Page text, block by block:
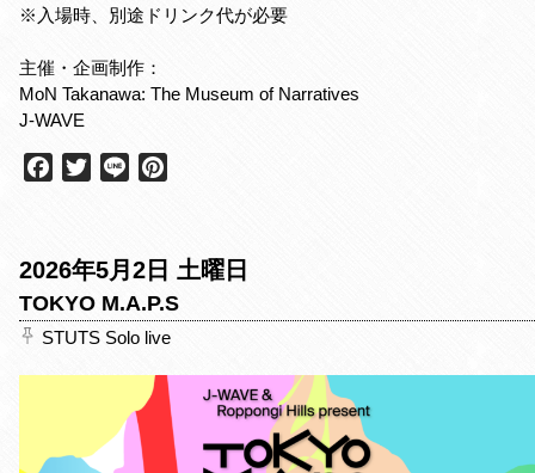
※入場時、別途ドリンク代が必要
主催・企画制作：
MoN Takanawa: The Museum of Narratives
J-WAVE
b
o
o
k
t
e
r
r
e
s
t
2026年5月2日 土曜日
TOKYO M.A.P.S
STUTS Solo live